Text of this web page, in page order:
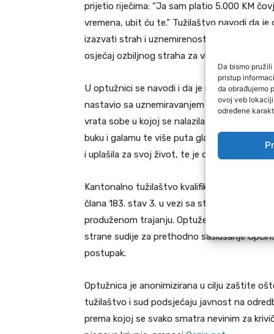
Da bismo
pristup
da obrađujemo
ovoj veb
određene
prijetio riječima: “Ja sam platio 5.000 KM
vremena, ubit ću te.” Tužilaštvo navodi da
izazvati strah i uznemirenost kod oštećene,
osjećaj ozbiljnog straha za vlastiti život.
U optužnici se navodi i da je nekoliko dana
nastavio sa uznemiravanjem na način da
vrata sobe u kojoj se nalazila oštećena.
buku i galamu te više puta glasno uzvikivao
i uplašila za svoj život, te je o svemu
Kantonalno tužilaštvo kvalifikovalo je
člana 183. stav 3. u vezi sa stavom 1. i
produženom trajanju. Optuženi B.Y. je
strane sudije za prethodno saslušanje
postupak.
Optužnica je anonimizirana u cilju zaštite
tužilaštvo i sud podsjećaju javnost na
prema kojoj se svako smatra nevinim za